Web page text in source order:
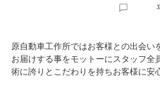
原自動車工作所ではお客様との出会
お届けする事をモットーにスタッフ
術に誇りとこだわりを持ちお客様に安